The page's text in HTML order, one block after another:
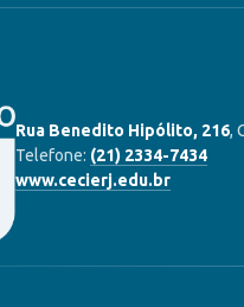
Rua Benedito Hipólito, 216,
Telefone: (21) 2334-7434
www.cecierj.edu.br